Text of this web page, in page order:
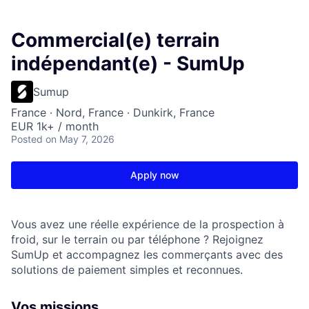
Commercial(e) terrain
indépendant(e) - SumUp
Sumup
France · Nord, France · Dunkirk, France
EUR 1k+ / month
Posted on May 7, 2026
Apply now
Vous avez une réelle expérience de la prospection à
froid, sur le terrain ou par téléphone ? Rejoignez
SumUp et accompagnez les commerçants avec des
solutions de paiement simples et reconnues.